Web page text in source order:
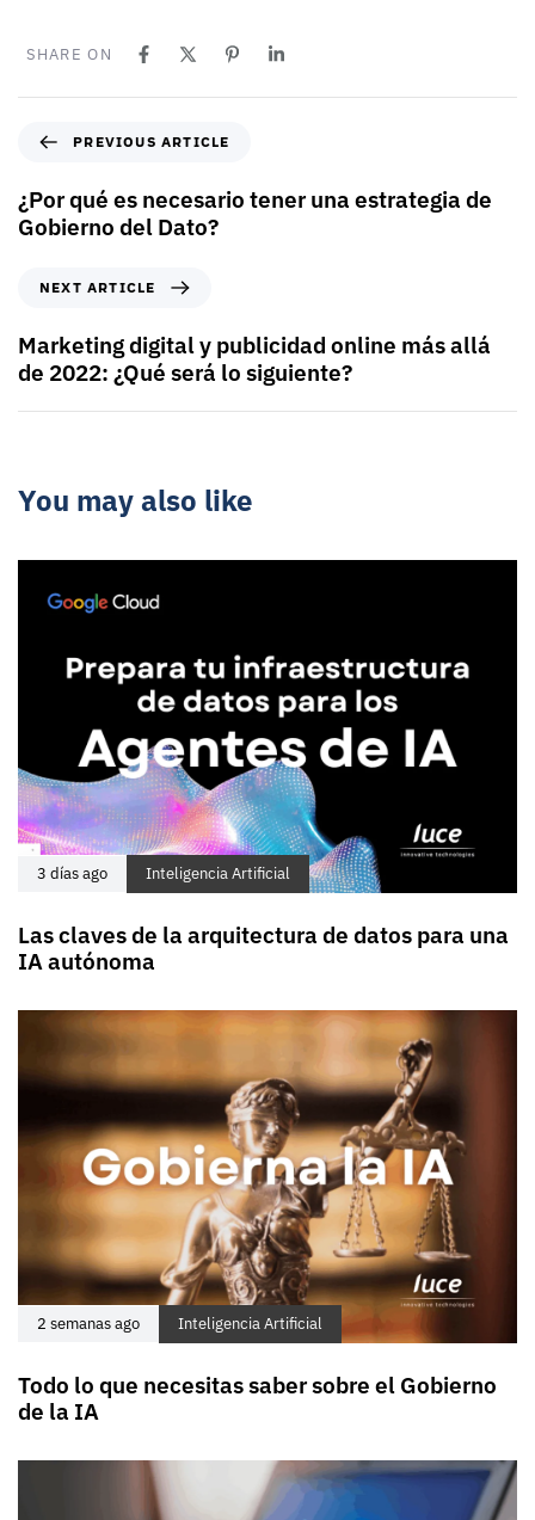
SHARE ON
PREVIOUS ARTICLE
¿Por qué es necesario tener una estrategia de
Gobierno del Dato?
NEXT ARTICLE
Marketing digital y publicidad online más allá
de 2022: ¿Qué será lo siguiente?
You may also like
3 días ago Inteligencia Artificial
Las claves de la arquitectura de datos para una
IA autónoma
2 semanas ago Inteligencia Artificial
Todo lo que necesitas saber sobre el Gobierno
de la IA